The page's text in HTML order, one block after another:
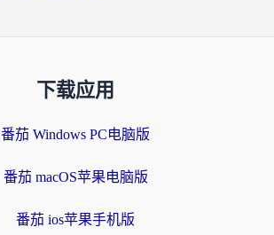
下载应用
番茄 Windows PC电脑版
番茄 macOS苹果电脑版
番茄 ios苹果手机版